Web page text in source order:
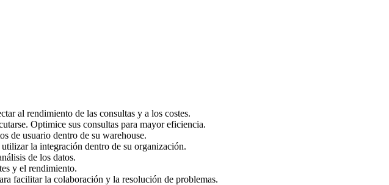
al rendimiento de las consultas y a los costes.
Optimice sus consultas para mayor eficiencia.
de usuario dentro de su warehouse.
la integración dentro de su organización.
de los datos.
y el rendimiento.
facilitar la colaboración y la resolución de problemas.